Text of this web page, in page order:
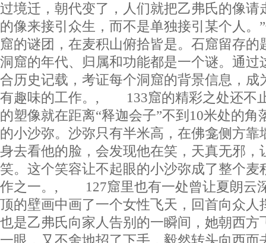
过境迁，朝代变了，人们就把乙弗氏的像请
的像来接引众生，而不是单独接引某个人
窟的谜团，在麦积山俯拾皆是。石窟留存的
洞窟的年代、归属和功能都是一个谜。通过
合历史记载，考证每个洞窟的背景信息，成
有趣味的工作。, 133窟的精彩之处还不
的塑像就在距离“释迦会子”不到10米处的角
的小沙弥。沙弥只有半米高，在佛龛侧方靠
身去看他的脸，会发现他在笑，天真无邪，
笑。这个笑容让不起眼的小沙弥成了整个麦
作之一。, 127窟里也有一处曾让夏朗云
顶的壁画中画了一个女性飞天，回首向众人
也是乙弗氏向家人告别的一瞬间，她朝西方